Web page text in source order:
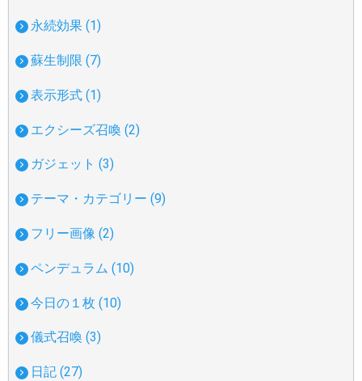
永続効果 (1)
蘇生制限 (7)
表示形式 (1)
エクシーズ召喚 (2)
ガジェット (3)
テーマ・カテゴリー (9)
フリー画像 (2)
ペンデュラム (10)
今日の１枚 (10)
儀式召喚 (3)
日記 (27)